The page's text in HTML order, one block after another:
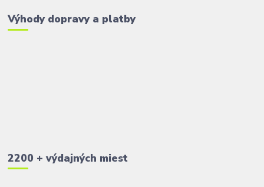
Výhody dopravy a platby
2200 + výdajných miest